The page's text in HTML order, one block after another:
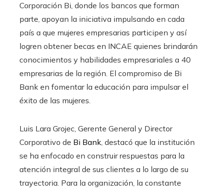
Corporación Bi, donde los bancos que forman
parte, apoyan la iniciativa impulsando en cada
país a que mujeres empresarias participen y así
logren obtener becas en INCAE quienes brindarán
conocimientos y habilidades empresariales a 40
empresarias de la región. El compromiso de Bi
Bank en fomentar la educación para impulsar el
éxito de las mujeres.
Luis Lara Grojec, Gerente General y Director
Corporativo de Bi Bank, destacó que la institución
se ha enfocado en construir respuestas para la
atención integral de sus clientes a lo largo de su
trayectoria. Para la organización, la constante